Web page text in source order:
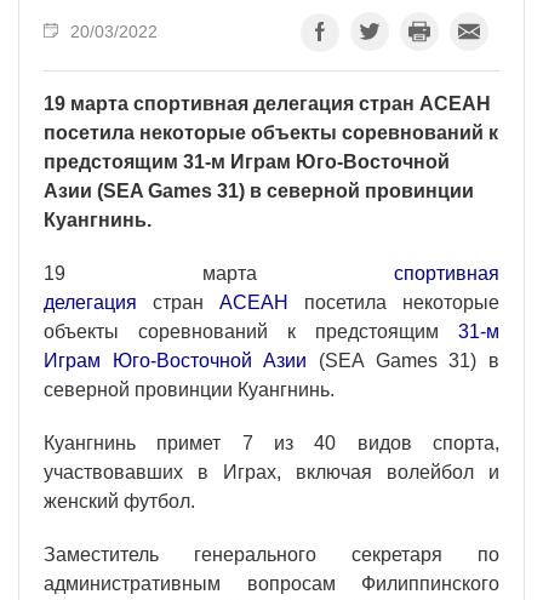
20/03/2022
19 марта спортивная делегация стран АСЕАН
посетила некоторые объекты соревнований к
предстоящим 31-м Играм Юго-Восточной
Азии (SEA Games 31) в северной провинции
Куангнинь.
19 марта спортивная
делегация стран АСЕАН
посетила некоторые
объекты соревнований к предстоящим 31-м
Играм Юго-Восточной Азии (SEA Games 31) в
северной провинции Куангнинь.
Куангнинь примет 7 из 40 видов спорта,
участвовавших в Играх, включая волейбол и
женский футбол.
Заместитель генерального секретаря по
административным вопросам Филиппинского